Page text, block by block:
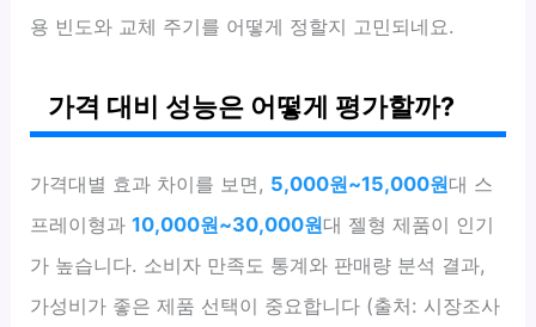
용 빈도와 교체 주기를 어떻게 정할지 고민되네요.
가격 대비 성능은 어떻게 평가할까?
가격대별 효과 차이를 보면, 5,000원~15,000원대 스
프레이형과10,000원~30,000원대 젤형 제품이 인기
가 높습니다. 소비자 만족도 통계와 판매량 분석 결과,
가성비가 좋은 제품 선택이 중요합니다 (출처: 시장조사